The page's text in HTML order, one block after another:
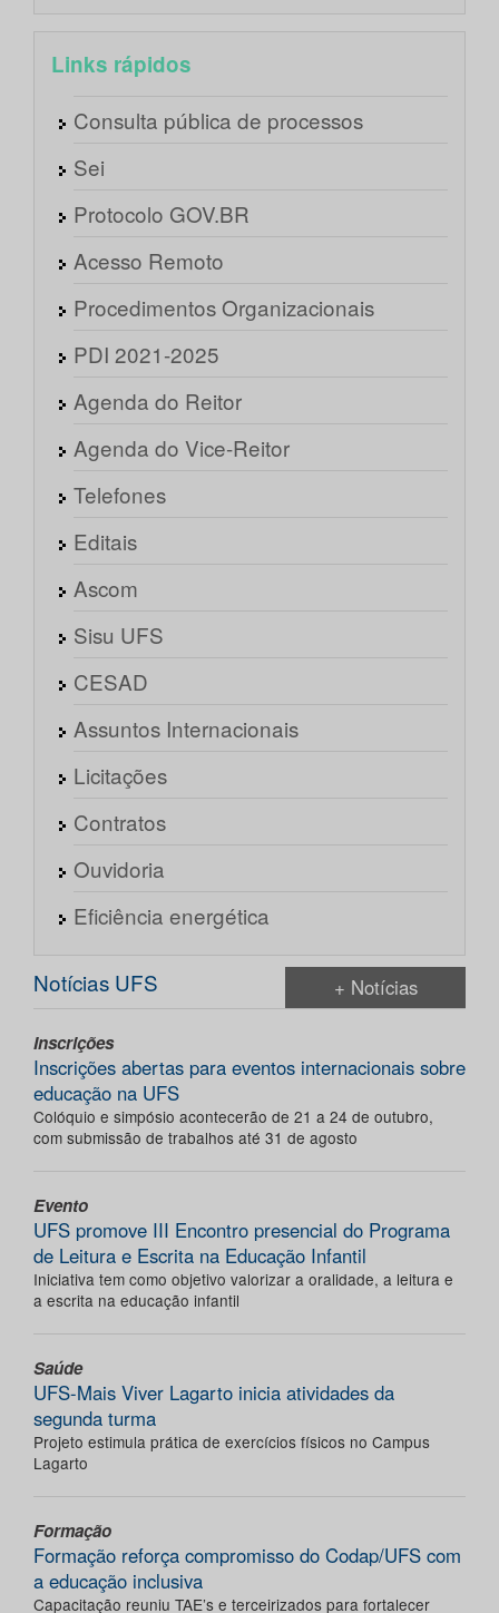
Links rápidos
Consulta pública de processos
Sei
Protocolo GOV.BR
Acesso Remoto
Procedimentos Organizacionais
PDI 2021-2025
Agenda do Reitor
Agenda do Vice-Reitor
Telefones
Editais
Ascom
Sisu UFS
CESAD
Assuntos Internacionais
Licitações
Contratos
Ouvidoria
Eficiência energética
Notícias UFS + Notícias
Inscrições
Inscrições abertas para eventos internacionais sobre
educação na UFS
Colóquio e simpósio acontecerão de 21 a 24 de outubro,
com submissão de trabalhos até 31 de agosto
Evento
UFS promove III Encontro presencial do Programa
de Leitura e Escrita na Educação Infantil
Iniciativa tem como objetivo valorizar a oralidade, a leitura e
a escrita na educação infantil
Saúde
UFS-Mais Viver Lagarto inicia atividades da
segunda turma
Projeto estimula prática de exercícios físicos no Campus
Lagarto
Formação
Formação reforça compromisso do Codap/UFS com
a educação inclusiva
Capacitação reuniu TAE’s e terceirizados para fortalecer